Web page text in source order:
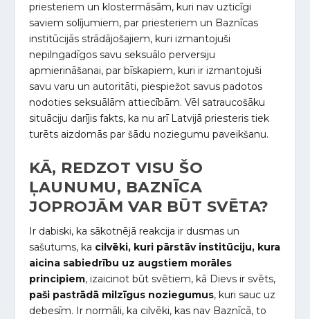
priesteriem un klostermāsām, kuri nav uzticīgi
saviem solījumiem, par priesteriem un Baznīcas
institūcijās strādājošajiem, kuri izmantojuši
nepilngadīgos savu seksuālo perversiju
apmierināšanai, par bīskapiem, kuri ir izmantojuši
savu varu un autoritāti, piespiežot savus padotos
nodoties seksuālām attiecībām. Vēl satraucošāku
situāciju darījis fakts, ka nu arī Latvijā priesteris tiek
turēts aizdomās par šādu noziegumu paveikšanu.
KĀ, REDZOT VISU ŠO
ĻAUNUMU, BAZNĪCA
JOPROJĀM VAR BŪT SVĒTA?
Ir dabiski, ka sākotnējā reakcija ir dusmas un
sašutums, ka cilvēki, kuri pārstāv institūciju, kura
aicina sabiedrību uz augstiem morāles
principiem, izaicinot būt svētiem, kā Dievs ir svēts,
paši pastrādā milzīgus noziegumus, kuri sauc uz
debesīm. Ir normāli, ka cilvēki, kas nav Baznīcā, to